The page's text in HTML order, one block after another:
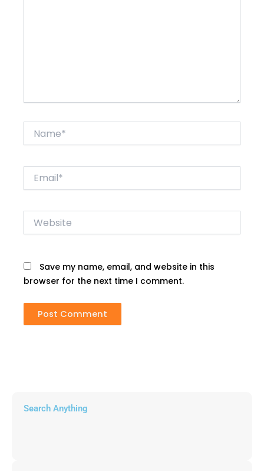
Website
Save my name, email, and website in this
browser for the next time I comment.
Search Anything